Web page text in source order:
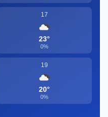
17
23°
0%
19
20°
0%